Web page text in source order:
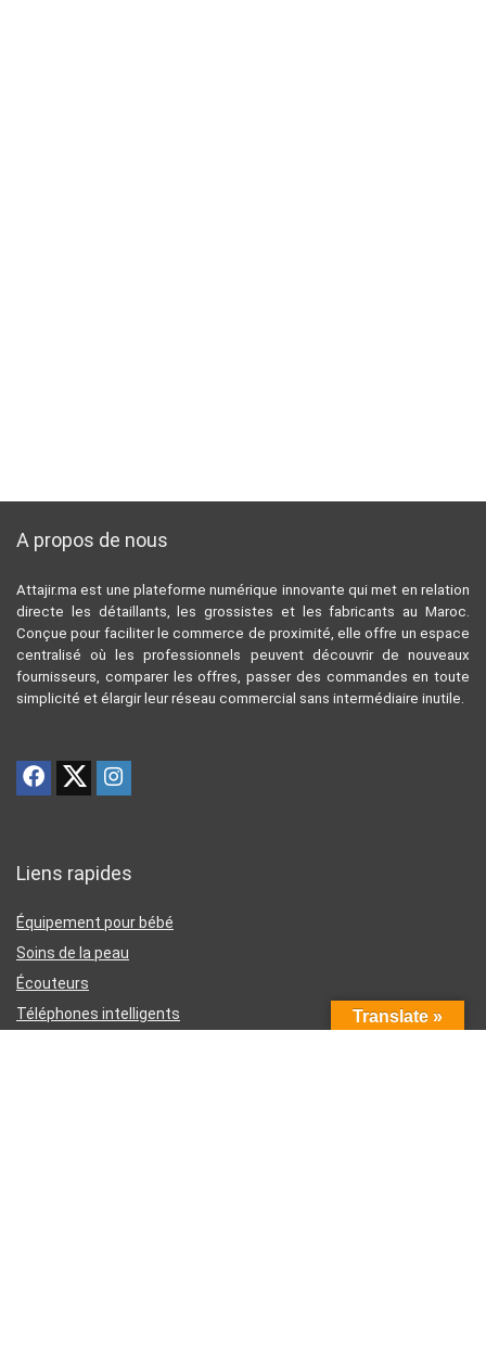
A propos de nous
Attajir.ma est une plateforme numérique innovante qui met en relation
directe les détaillants, les grossistes et les fabricants au Maroc.
Conçue pour faciliter le commerce de proximité, elle offre un espace
centralisé où les professionnels peuvent découvrir de nouveaux
fournisseurs, comparer les offres, passer des commandes en toute
simplicité et élargir leur réseau commercial sans intermédiaire inutile.
Liens rapides
Équipement pour bébé
Soins de la peau
Écouteurs
Téléphones intelligents
Translate »